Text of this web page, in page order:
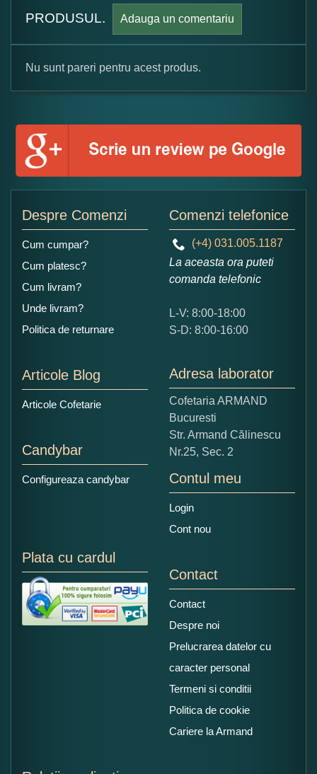
PRODUSUL.
Adauga un comentariu
Formular pareri client
Numele dumneavoastra:
Ce nota acordati acestui produs?
5
Copiati alaturi numarul din imagine:
Nu sunt pareri pentru acest produs.
Despre Comenzi
Cum cumpar?
Cum platesc?
Cum livram?
Unde livram?
Politica de returnare
Articole Blog
Articole Cofetarie
Candybar
Configureaza candybar
Comenzi telefonice
(+4) 031.005.1187
La aceasta ora puteti
comanda telefonic
L-V: 8:00-18:00
S-D: 8:00-16:00
Adresa laborator
Cofetaria ARMAND
Bucuresti
Str. Armand Călinescu
Nr.25, Sec. 2
Contul meu
Login
Cont nou
Plata cu cardul
Contact
Contact
Despre noi
Prelucrarea datelor cu
caracter personal
Termeni si conditii
Politica de cookie
Cariere la Armand